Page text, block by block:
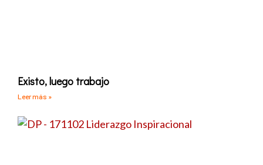
Existo, luego trabajo
Leer más »